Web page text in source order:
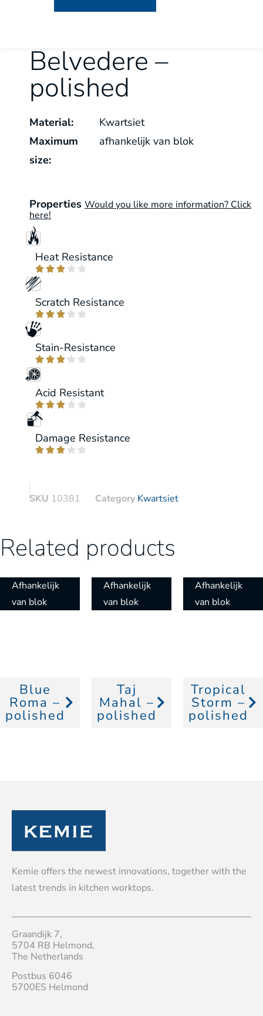
Belvedere –
polished
Material:
Kwartsiet
Maximum
size:
afhankelijk van blok
Properties Would you like more information? Click
here!
Heat Resistance
    
Scratch Resistance
    
Stain-Resistance
    
Acid Resistant
    
Damage Resistance
    
SKU 10381 Category Kwartsiet
Related products
Afhankelijk
van blok
Blue
Roma –
polished
Afhankelijk
van blok
Taj
Mahal –
polished
Afhankelijk
van blok
Tropical
Storm –
polished
Kemie offers the newest innovations, together with the
latest trends in kitchen worktops.
Graandijk 7,
5704 RB Helmond,
The Netherlands
Postbus 6046
5700ES Helmond